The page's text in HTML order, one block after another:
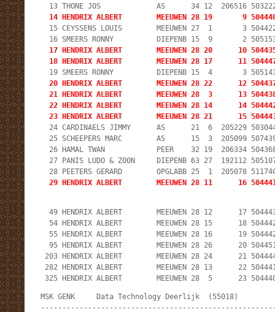
14 HENDRIX ALBERT        MEEUWEN 28 19       9
15 CEYSSENS LOUIS        MEEUWEN 27  1
17 HENDRIX ALBERT        MEEUWEN 28 20
18 HENDRIX ALBERT        MEEUWEN 28 17      11
20 HENDRIX ALBERT        MEEUWEN 28 22
21 HENDRIX ALBERT        MEEUWEN 28  3
22 HENDRIX ALBERT        MEEUWEN 28 14
23 HENDRIX ALBERT        MEEUWEN 28 21      15
24 CARDINAELS JIMMY      AS      21  6
25 SCHEEPERS MARC        AS      15  3
26 HAMAL TWAN            PEER    32 19
27 PANIS LUDO & ZOON     DIEPENB 63 27
29 HENDRIX ALBERT        MEEUWEN 28 11      16
49 HENDRIX ALBERT        MEEUWEN 28 12
54 HENDRIX ALBERT        MEEUWEN 28 15
55 HENDRIX ALBERT        MEEUWEN 28 16
95 HENDRIX ALBERT        MEEUWEN 28 26
203 HENDRIX ALBERT        MEEUWEN 28 24
282 HENDRIX ALBERT        MEEUWEN 28 13
325 HENDRIX ALBERT        MEEUWEN 28  5      23
MSK GENK     Data